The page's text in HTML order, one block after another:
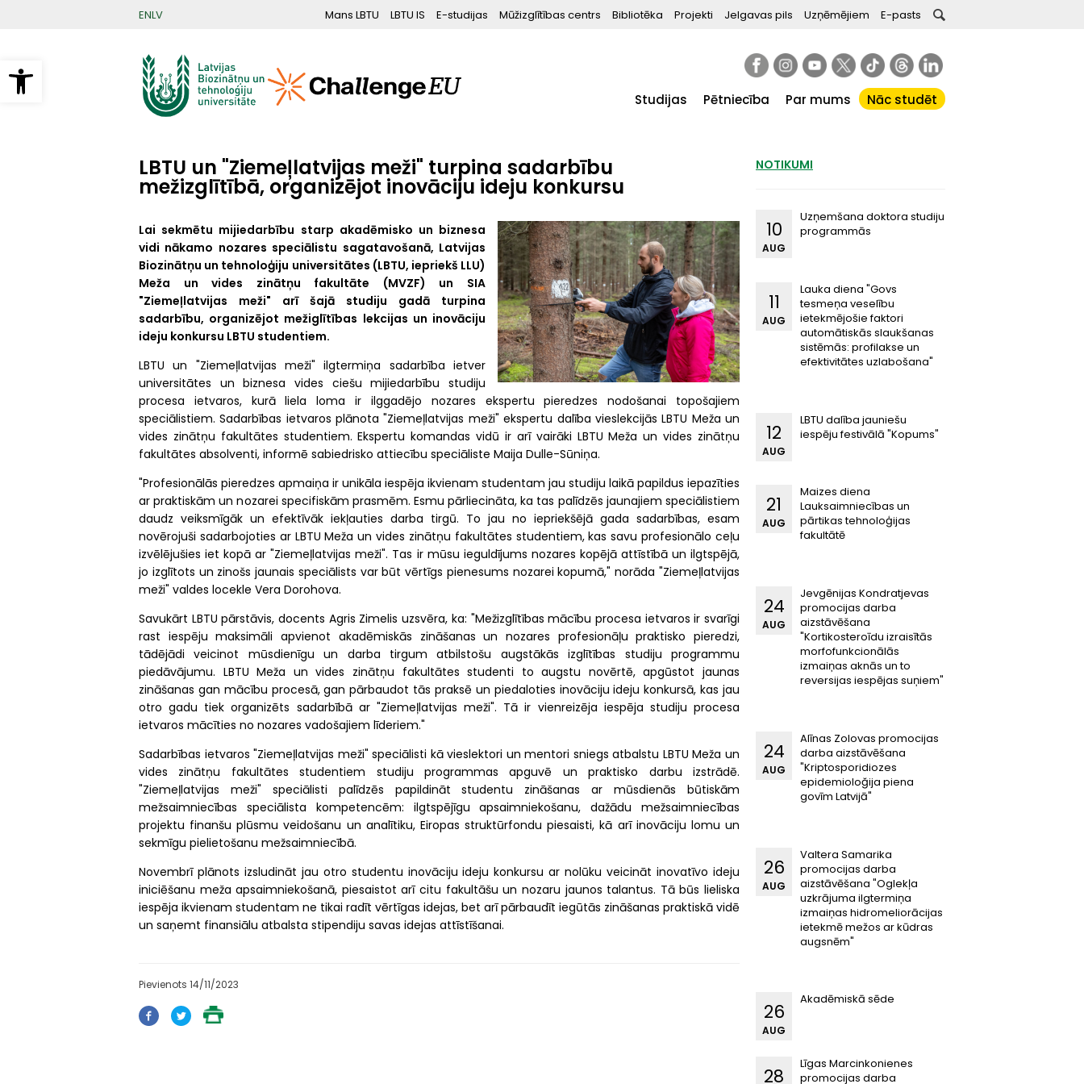
Open toolbar
ENLV Mans LBTU LBTU IS E-studijas Mūžizglītības centrs Bibliotēka Projekti Jelgavas pils Uzņēmējiem E-pasts
Studijas Pētniecība Par mums Nāc studēt
LBTU un "Ziemeļlatvijas meži" turpina sadarbību
mežizglītībā, organizējot inovāciju ideju konkursu
Lai sekmētu mijiedarbību starp akadēmisko un biznesa
vidi nākamo nozares speciālistu sagatavošanā, Latvijas
Biozinātņu un tehnoloģiju universitātes (LBTU, iepriekš LLU)
Meža un vides zinātņu fakultāte (MVZF) un SIA
"Ziemeļlatvijas meži" arī šajā studiju gadā turpina
sadarbību, organizējot mežiglītības lekcijas un inovāciju
ideju konkursu LBTU studentiem.
LBTU un "Ziemeļlatvijas meži" ilgtermiņa sadarbība ietver
universitātes un biznesa vides ciešu mijiedarbību studiju
procesa ietvaros, kurā liela loma ir ilggadējo nozares ekspertu pieredzes nodošanai topošajiem
speciālistiem. Sadarbības ietvaros plānota "Ziemeļlatvijas meži" ekspertu dalība vieslekcijās LBTU Meža un
vides zinātņu fakultātes studentiem. Ekspertu komandas vidū ir arī vairāki LBTU Meža un vides zinātņu
fakultātes absolventi, informē sabiedrisko attiecību speciāliste Maija Dulle-Sūniņa.
"Profesionālās pieredzes apmaiņa ir unikāla iespēja ikvienam studentam jau studiju laikā papildus iepazīties
ar praktiskām un nozarei specifiskām prasmēm. Esmu pārliecināta, ka tas palīdzēs jaunajiem speciālistiem
daudz veiksmīgāk un efektīvāk iekļauties darba tirgū. To jau no iepriekšējā gada sadarbības, esam
novērojuši sadarbojoties ar LBTU Meža un vides zinātņu fakultātes studentiem, kas savu profesionālo ceļu
izvēlējušies iet kopā ar "Ziemeļlatvijas meži". Tas ir mūsu ieguldījums nozares kopējā attīstībā un ilgtspējā,
jo izglītots un zinošs jaunais speciālists var būt vērtīgs pienesums nozarei kopumā," norāda "Ziemeļlatvijas
meži" valdes locekle Vera Dorohova.
Savukārt LBTU pārstāvis, docents Agris Zimelis uzsvēra, ka: "Mežizglītības mācību procesa ietvaros ir svarīgi
rast iespēju maksimāli apvienot akadēmiskās zināšanas un nozares profesionāļu praktisko pieredzi,
tādējādi veicinot mūsdienīgu un darba tirgum atbilstošu augstākās izglītības studiju programmu
piedāvājumu. LBTU Meža un vides zinātņu fakultātes studenti to augstu novērtē, apgūstot jaunas
zināšanas gan mācību procesā, gan pārbaudot tās praksē un piedaloties inovāciju ideju konkursā, kas jau
otro gadu tiek organizēts sadarbībā ar "Ziemeļlatvijas meži". Tā ir vienreizēja iespēja studiju procesa
ietvaros mācīties no nozares vadošajiem līderiem."
Sadarbības ietvaros "Ziemeļlatvijas meži" speciālisti kā vieslektori un mentori sniegs atbalstu LBTU Meža un
vides zinātņu fakultātes studentiem studiju programmas apguvē un praktisko darbu izstrādē.
"Ziemeļlatvijas meži" speciālisti palīdzēs papildināt studentu zināšanas ar mūsdienās būtiskām
mežsaimniecības speciālista kompetencēm: ilgtspējīgu apsaimniekošanu, dažādu mežsaimniecības
projektu finanšu plūsmu veidošanu un analītiku, Eiropas struktūrfondu piesaisti, kā arī inovāciju lomu un
sekmīgu pielietošanu mežsaimniecībā.
Novembrī plānots izsludināt jau otro studentu inovāciju ideju konkursu ar nolūku veicināt inovatīvo ideju
iniciēšanu meža apsaimniekošanā, piesaistot arī citu fakultāšu un nozaru jaunos talantus. Tā būs lieliska
iespēja ikvienam studentam ne tikai radīt vērtīgas idejas, bet arī pārbaudīt iegūtās zināšanas praktiskā vidē
un saņemt finansiālu atbalsta stipendiju savas idejas attīstīšanai.
Pievienots 14/11/2023
NOTIKUMI
Uzņemšana doktora studiju
programmās
10
AUG
Lauka diena "Govs
tesmeņa veselību
ietekmējošie faktori
automātiskās slaukšanas
sistēmās: profilakse un
efektivitātes uzlabošana"
11
AUG
LBTU dalība jauniešu
iespēju festivālā "Kopums"
12
AUG
Maizes diena
Lauksaimniecības un
pārtikas tehnoloģijas
fakultātē
21
AUG
Jevgēnijas Kondratjevas
promocijas darba
aizstāvēšana
"Kortikosteroīdu izraisītās
morfofunkcionālās
izmaiņas aknās un to
reversijas iespējas suņiem"
24
AUG
Alīnas Zolovas promocijas
darba aizstāvēšana
"Kriptosporidiozes
epidemioloğija piena
govīm Latvijā"
24
AUG
Valtera Samarika
promocijas darba
aizstāvēšana "Oglekļa
uzkrājuma ilgtermiņa
izmaiņas hidromeliorācijas
ietekmē mežos ar kūdras
augsnēm"
26
AUG
Akadēmiskā sēde
26
AUG
Līgas Marcinkonienes
promocijas darba
28